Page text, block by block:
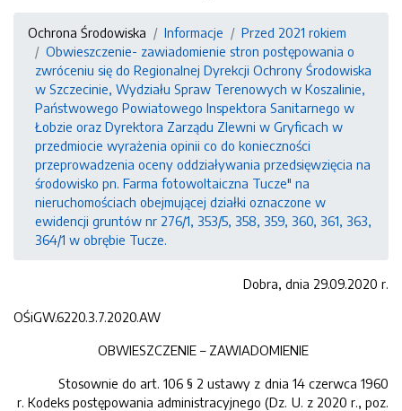
Ochrona Środowiska Informacje
Przed 2021 rokiem
Obwieszczenie- zawiadomienie stron postępowania o
zwróceniu się do Regionalnej Dyrekcji Ochrony Środowiska
w Szczecinie, Wydziału Spraw Terenowych w Koszalinie,
Państwowego Powiatowego Inspektora Sanitarnego w
Łobzie oraz Dyrektora Zarządu Zlewni w Gryficach w
przedmiocie wyrażenia opinii co do konieczności
przeprowadzenia oceny oddziaływania przedsięwzięcia na
środowisko pn. Farma fotowoltaiczna Tucze" na
nieruchomościach obejmującej działki oznaczone w
ewidencji gruntów nr 276/1, 353/5, 358, 359, 360, 361, 363,
364/1 w obrębie Tucze.
Dobra, dnia 29.09.2020 r.
OŚiGW.6220.3.7.2020.AW
OBWIESZCZENIE – ZAWIADOMIENIE
Stosownie do art. 106 § 2 ustawy z dnia 14 czerwca 1960
r. Kodeks postępowania administracyjnego (Dz. U. z 2020 r., poz.